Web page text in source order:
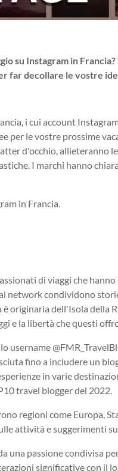
su Instagram in
far decollare le vostre
i cui account
per le vostre prossime
d'occhio, allieteranno
I marchi hanno
in Francia.
di viaggi che
network condividono
originaria dell'Isola della
e la libertà che questi
username
fino a includere un
in varie
travel blogger del 2022.
regioni come Europa,
attività e suggerimenti
una passione condivisa
significative con il